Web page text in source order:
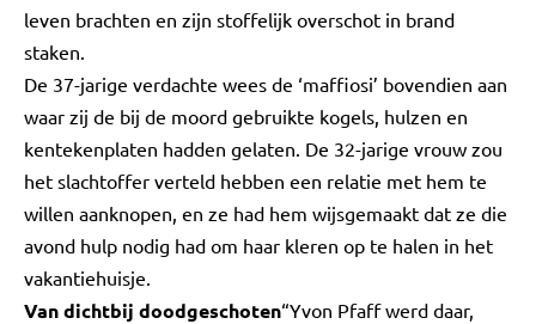
leven brachten en zijn stoffelijk overschot in brand
staken.
De 37-jarige verdachte wees de ‘maffiosi’ bovendien aan
waar zij de bij de moord gebruikte kogels, hulzen en
kentekenplaten hadden gelaten. De 32-jarige vrouw zou
het slachtoffer verteld hebben een relatie met hem te
willen aanknopen, en ze had hem wijsgemaakt dat ze die
avond hulp nodig had om haar kleren op te halen in het
vakantiehuisje.
Van dichtbij doodgeschoten“Yvon Pfaff werd daar,